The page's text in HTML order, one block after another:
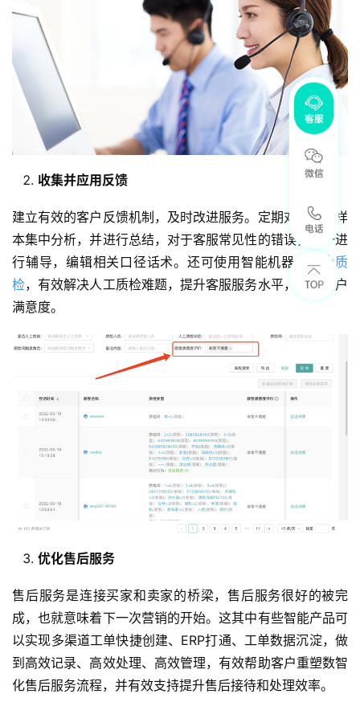
收集并应用反馈
建立有效的客户反馈机制，及时改进服务。定期对不满意样
本集中分析，并进行总结，对于客服常见性的错误，统一进
行辅导，编辑相关口径话术。还可使用智能机器人配合质
检，有效解决人工质检难题，提升客服服务水平，提高用户
满意度。
优化售后服务
售后服务是连接买家和卖家的桥梁，售后服务很好的被完
成，也就意味着下一次营销的开始。这其中有些智能产品可
以实现多渠道工单快捷创建、ERP打通、工单数据沉淀，做
到高效记录、高效处理、高效管理，有效帮助客户重塑数智
化售后服务流程，并有效支持提升售后接待和处理效率。